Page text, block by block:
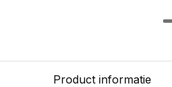
Product informatie